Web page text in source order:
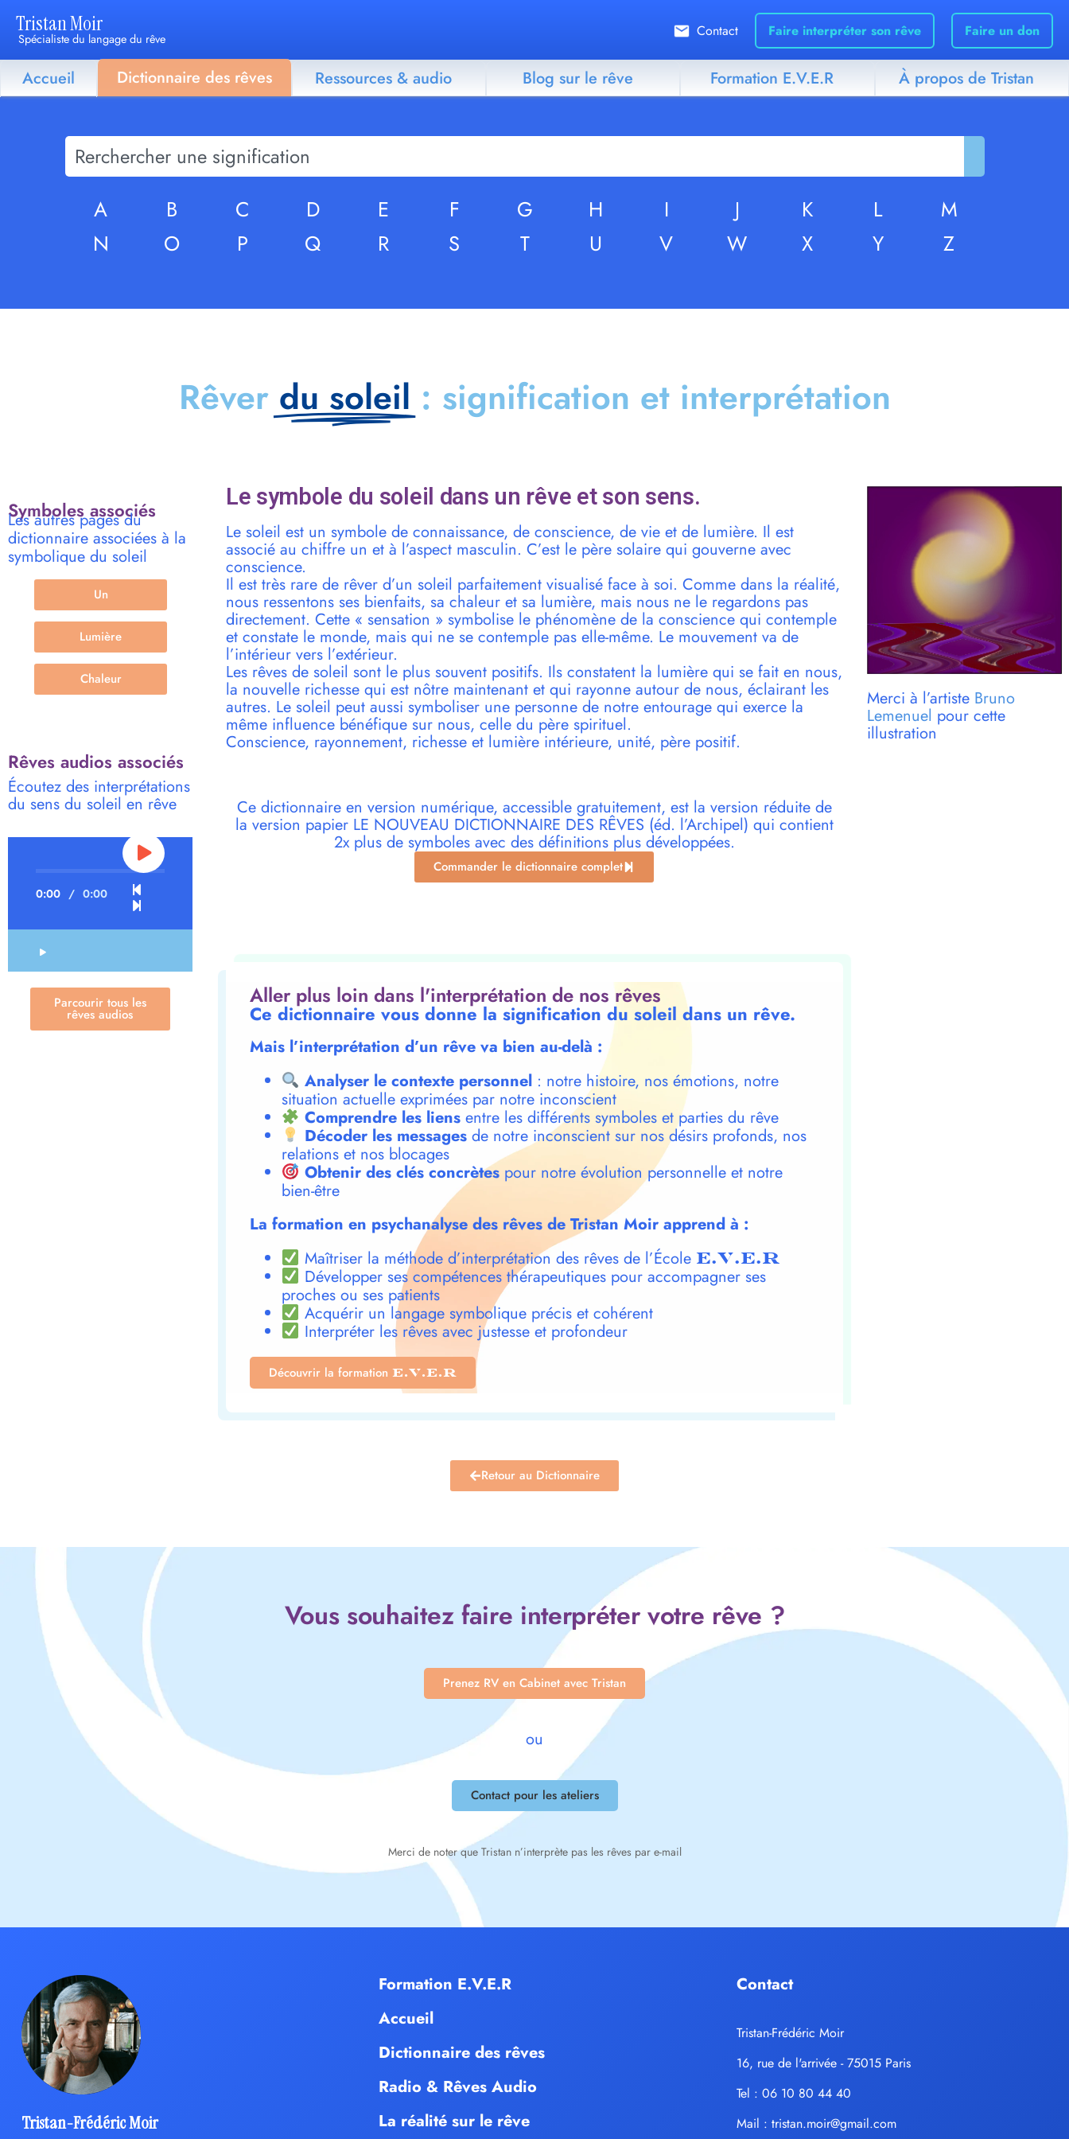
Tristan Moir
Spécialiste du langage du rêve Contact Faire interpréter son rêve Faire un don
Accueil Dictionnaire des rêves Ressources & audio Blog sur le rêve Formation E.V.E.R À propos de Tristan
A B C D E F G H I J K L
M
N
O P Q R S T U V W X Y Z
Rêver du soleil : signification et interprétation
Symboles associés
Les autres pages du
dictionnaire associées à la
symbolique du soleil
Un
Lumière
Chaleur
Rêves audios associés
Écoutez des interprétations
du sens du soleil en rêve
0:00 / 0:00
Parcourir tous les
rêves audios
Le symbole du soleil dans un rêve et son sens.
Le soleil est un symbole de connaissance, de conscience, de vie et de lumière. Il est
associé au chiffre un et à l’aspect masculin. C’est le père solaire qui gouverne avec
conscience.
Il est très rare de rêver d’un soleil parfaitement visualisé face à soi. Comme dans la réalité,
nous ressentons ses bienfaits, sa chaleur et sa lumière, mais nous ne le regardons pas
directement. Cette « sensation » symbolise le phénomène de la conscience qui contemple
et constate le monde, mais qui ne se contemple pas elle-même. Le mouvement va de
l’intérieur vers l’extérieur.
Les rêves de soleil sont le plus souvent positifs. Ils constatent la lumière qui se fait en nous,
la nouvelle richesse qui est nôtre maintenant et qui rayonne autour de nous, éclairant les
autres. Le soleil peut aussi symboliser une personne de notre entourage qui exerce la
même influence bénéfique sur nous, celle du père spirituel.
Conscience, rayonnement, richesse et lumière intérieure, unité, père positif.
Ce dictionnaire en version numérique, accessible gratuitement, est la version réduite de
la version papier LE NOUVEAU DICTIONNAIRE DES RÊVES (éd. l’Archipel) qui contient
2x plus de symboles avec des définitions plus développées.
Commander le dictionnaire complet
Aller plus loin dans l'interprétation de nos rêves
Ce dictionnaire vous donne la signification du soleil dans un rêve.
Mais l’interprétation d’un rêve va bien au-delà :
Analyser le contexte personnel: notre histoire, nos émotions, notre
situation actuelle exprimées par notre inconscient
Comprendre les liensentre les différents symboles et parties du rêve
Décoder les messagesde notre inconscient sur nos désirs profonds, nos
relations et nos blocages
Obtenir des clés concrètespour notre évolution personnelle et notre
bien-être
La formation en psychanalyse des rêves de Tristan Moir apprend à :
Maîtriser la méthode d’interprétation des rêves de l’École E.V.E.R
Développer ses compétences thérapeutiques pour accompagner ses
proches ou ses patients
Acquérir un langage symbolique précis et cohérent
Interpréter les rêves avec justesse et profondeur
Découvrir la formation E.V.E.R
Retour au Dictionnaire
Merci à l’artiste Bruno
Lemenuel pour cette
illustration
Vous souhaitez faire interpréter votre rêve ?
Prenez RV en Cabinet avec Tristan
ou
Contact pour les ateliers
Merci de noter que Tristan n’interprète pas les rêves par e-mail
Tristan-Frédéric Moir
Formation E.V.E.R
Accueil
Dictionnaire des rêves
Radio & Rêves Audio
La réalité sur le rêve
Contact
Tristan-Frédéric Moir
16, rue de l'arrivée - 75015 Paris
Tel : 06 10 80 44 40
Mail :tristan.moir@gmail.com